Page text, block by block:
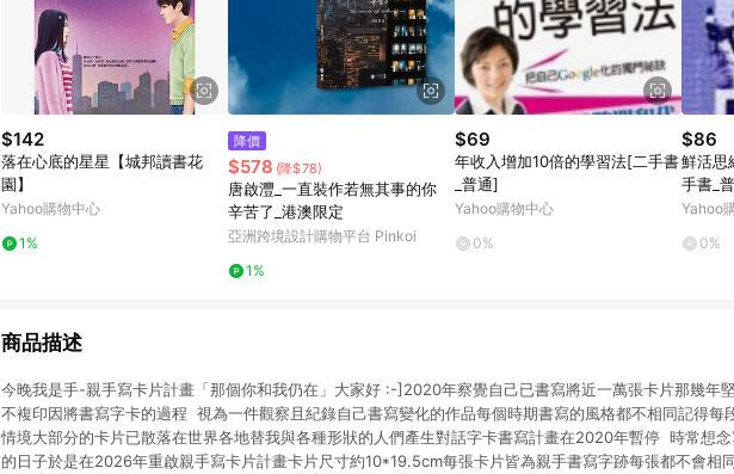
$142
落在心底的星星【城邦讀書花
園】
Yahoo購物中心
1%
降價
$578 (降$78)
唐啟灃_一直裝作若無其事的你
辛苦了_港澳限定
亞洲跨境設計購物平台 Pinkoi
1%
$69
年收入增加10倍的學習法[二手書
_普通]
Yahoo購物中心
0%
$86
鮮活思
手書_
Yahoo
0%
商品描述
今晚我是手-親手寫卡片計畫「那個你和我仍在」大家好 :-]2020年察覺自己已書寫將近一萬張卡片那幾年
不複印因將書寫字卡的過程 視為一件觀察且紀錄自己書寫變化的作品每個時期書寫的風格都不相同記得每
情境大部分的卡片已散落在世界各地替我與各種形狀的人們產生對話字卡書寫計畫在2020年暫停 時常想
的日子於是在2026年重啟親手寫卡片計畫卡片尺寸約10*19.5cm每張卡片皆為親手書寫字跡每張都不會相